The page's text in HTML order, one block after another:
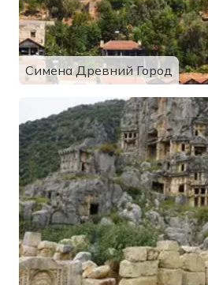
Симена Древний Город